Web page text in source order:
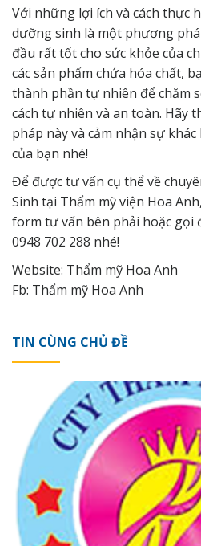
Với những lợi ích và cách thực
dưỡng sinh là một phương
đầu rất tốt cho sức khỏe của
các sản phẩm chứa hóa chất,
thành phần tự nhiên để chăm
cách tự nhiên và an toàn. Hãy
pháp này và cảm nhận sự
của bạn nhé!
Để được tư vấn cụ thể về
Sinh tại Thẩm mỹ viện Hoa
form tư vấn bên phải hoặc gọi
0948 702 288 nhé!
Website: Thẩm mỹ Hoa Anh
Fb: Thẩm mỹ Hoa Anh
TIN CÙNG CHỦ ĐỀ